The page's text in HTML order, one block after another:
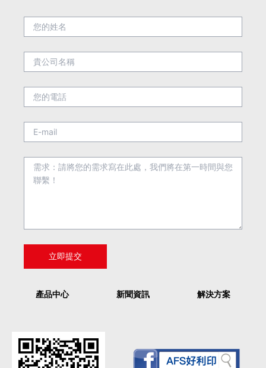
產品中心 新聞資訊 解決方案